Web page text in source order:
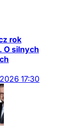
rok
O silnych
2026 17:30